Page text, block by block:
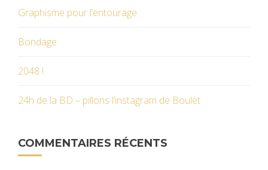
Graphisme pour l’entourage
Bondage
2048 !
24h de la BD – pillons l’instagram de Boulet
COMMENTAIRES RÉCENTS